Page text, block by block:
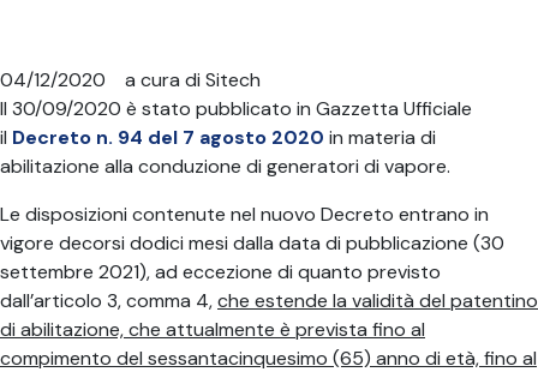
04/12/2020 a cura di Sitech
Il 30/09/2020 è stato pubblicato in Gazzetta Ufficiale
il Decreto n. 94 del 7 agosto 2020 in materia di
abilitazione alla conduzione di generatori di vapore.
Le disposizioni contenute nel nuovo Decreto entrano in
vigore decorsi dodici mesi dalla data di pubblicazione (30
settembre 2021), ad eccezione di quanto previsto
dall’articolo 3, comma 4,che estende la validità del patentino
di abilitazione, che attualmente è prevista fino al
compimento del sessantacinquesimo (65) anno di età, fino al